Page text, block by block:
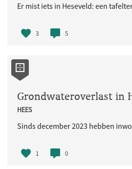
3 5
HEES
1 0